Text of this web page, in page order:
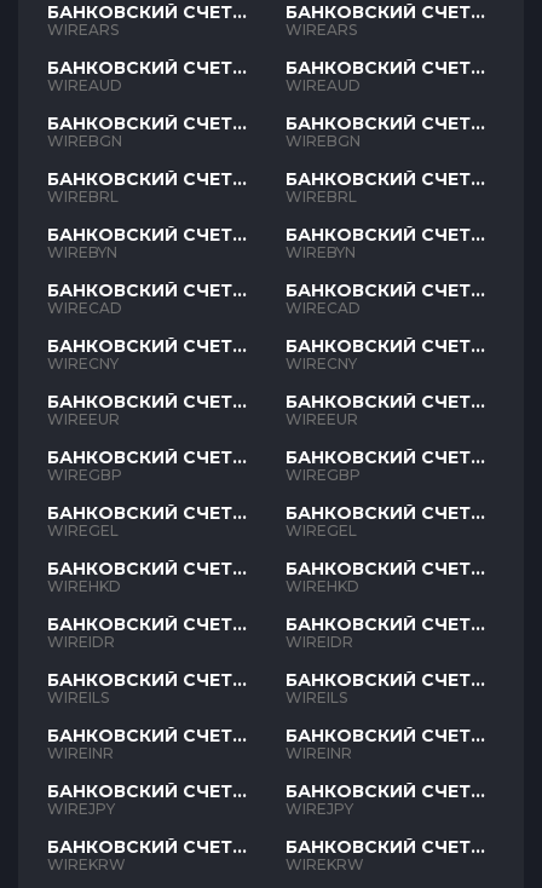
БАНКОВСКИЙ СЧЕТ
ARS
WIREARS
БАНКОВСКИЙ СЧЕТ
AUD
WIREAUD
БАНКОВСКИЙ СЧЕТ
BGN
WIREBGN
БАНКОВСКИЙ СЧЕТ
BRL
WIREBRL
БАНКОВСКИЙ СЧЕТ
BYN
WIREBYN
БАНКОВСКИЙ СЧЕТ
CAD
WIRECAD
БАНКОВСКИЙ СЧЕТ
CNY
WIRECNY
БАНКОВСКИЙ СЧЕТ
EUR
WIREEUR
БАНКОВСКИЙ СЧЕТ
GBP
WIREGBP
БАНКОВСКИЙ СЧЕТ
GEL
WIREGEL
БАНКОВСКИЙ СЧЕТ
HKD
WIREHKD
БАНКОВСКИЙ СЧЕТ
IDR
WIREIDR
БАНКОВСКИЙ СЧЕТ
ILS
WIREILS
БАНКОВСКИЙ СЧЕТ
INR
WIREINR
БАНКОВСКИЙ СЧЕТ
JPY
WIREJPY
БАНКОВСКИЙ СЧЕТ
KRW
WIREKRW
БАНКОВСКИЙ СЧЕТ
ARS
WIREARS
БАНКОВСКИЙ СЧЕТ
AUD
WIREAUD
БАНКОВСКИЙ СЧЕТ
BGN
WIREBGN
БАНКОВСКИЙ СЧЕТ
BRL
WIREBRL
БАНКОВСКИЙ СЧЕТ
BYN
WIREBYN
БАНКОВСКИЙ СЧЕТ
CAD
WIRECAD
БАНКОВСКИЙ СЧЕТ
CNY
WIRECNY
БАНКОВСКИЙ СЧЕТ
EUR
WIREEUR
БАНКОВСКИЙ СЧЕТ
GBP
WIREGBP
БАНКОВСКИЙ СЧЕТ
GEL
WIREGEL
БАНКОВСКИЙ СЧЕТ
HKD
WIREHKD
БАНКОВСКИЙ СЧЕТ
IDR
WIREIDR
БАНКОВСКИЙ СЧЕТ
ILS
WIREILS
БАНКОВСКИЙ СЧЕТ
INR
WIREINR
БАНКОВСКИЙ СЧЕТ
JPY
WIREJPY
БАНКОВСКИЙ СЧЕТ
KRW
WIREKRW